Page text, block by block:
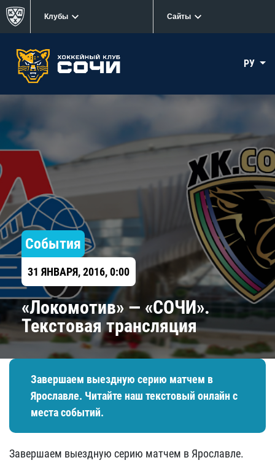
Клубы Сайты
РУ
События
31 ЯНВАРЯ, 2016, 0:00
«Локомотив» — «СОЧИ».
Текстовая трансляция
Завершаем выездную серию матчем в
Ярославле. Читайте наш текстовый онлайн с
места событий.
Завершаем выездную серию матчем в Ярославле.